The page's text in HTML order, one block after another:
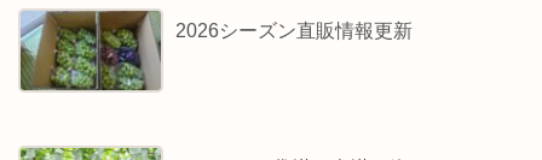
2026シーズン直販情報更新